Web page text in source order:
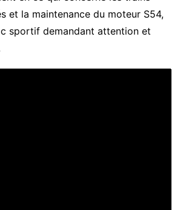
et la maintenance du moteur S54,
sportif demandant attention et